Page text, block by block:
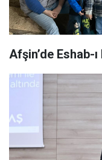
Afşin’de Eshab-